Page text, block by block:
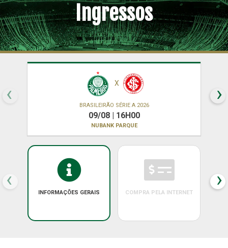
Ingressos
X
BRASILEIRÃO SÉRIE A 2026
09/08 | 16H00
NUBANK PARQUE
‹ ›
INFORMAÇÕES GERAIS COMPRA PELA INTERNET
‹ ›